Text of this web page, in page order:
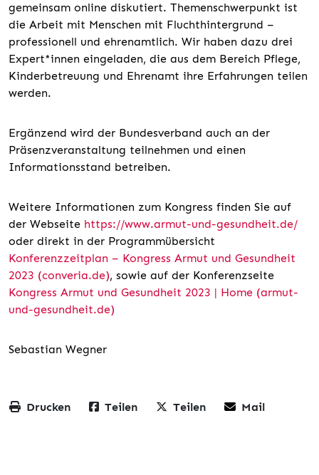
gemeinsam online diskutiert. Themenschwerpunkt ist
die Arbeit mit Menschen mit Fluchthintergrund –
professionell und ehrenamtlich. Wir haben dazu drei
Expert*innen eingeladen, die aus dem Bereich Pflege,
Kinderbetreuung und Ehrenamt ihre Erfahrungen teilen
werden.
Ergänzend wird der Bundesverband auch an der
Präsenzveranstaltung teilnehmen und einen
Informationsstand betreiben.
Weitere Informationen zum Kongress finden Sie auf
der Webseite https://www.armut-und-gesundheit.de/
oder direkt in der Programmübersicht
Konferenzzeitplan – Kongress Armut und Gesundheit
2023 (converia.de), sowie auf der Konferenzseite
Kongress Armut und Gesundheit 2023 | Home (armut-
und-gesundheit.de)
Sebastian Wegner
Drucken Teilen Teilen Mail